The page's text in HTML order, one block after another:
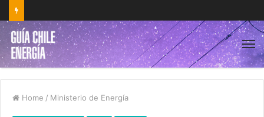
Home / Ministerio de Energía